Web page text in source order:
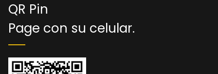
QR Pin
Page con su celular.